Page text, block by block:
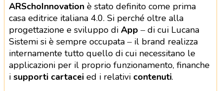
ARSchoInnovationè stato definito come prima
casa editrice italiana 4.0. Si perché oltre alla
progettazione e sviluppo di App – di cui Lucana
Sistemi si è sempre occupata – il brand realizza
internamente tutto quello di cui necessitano le
applicazioni per il proprio funzionamento, finanche
i supporti cartaceied i relativi contenuti.